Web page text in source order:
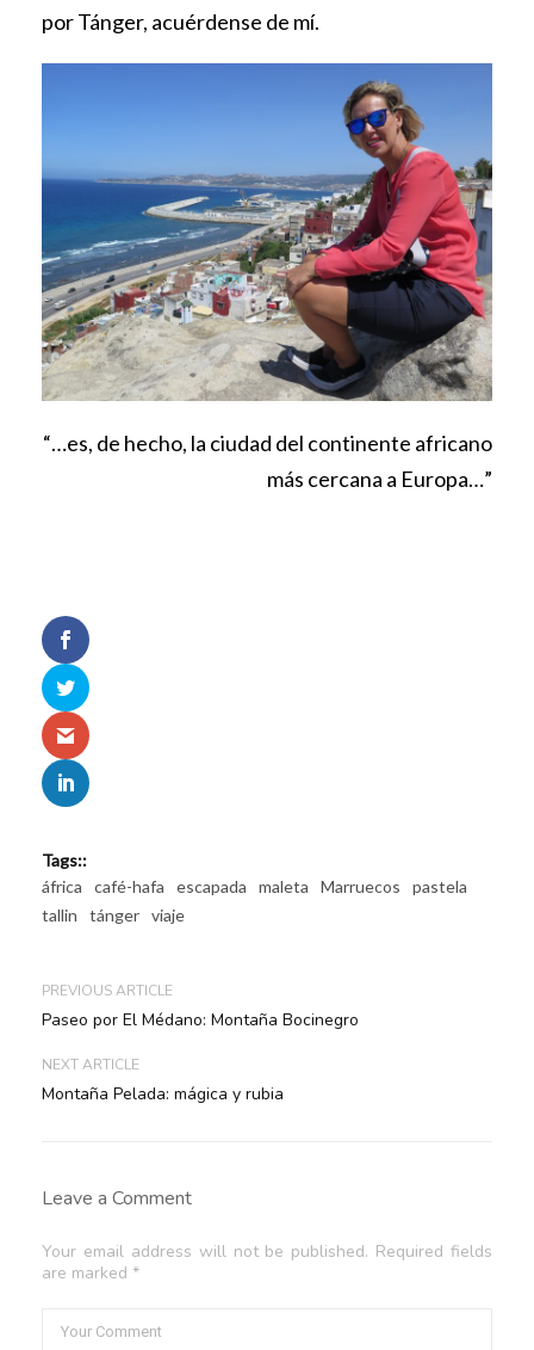
por Tánger, acuérdense de mí.
“…es, de hecho, la ciudad del continente africano
más cercana a Europa…”
Tags::
áfrica
café-hafa escapada maleta Marruecos
pastela
tallin
tánger viaje
PREVIOUS ARTICLE
Paseo por El Médano: Montaña Bocinegro
NEXT ARTICLE
Montaña Pelada: mágica y rubia
Leave a Comment
Your email address will not be published. Required fields
are marked *